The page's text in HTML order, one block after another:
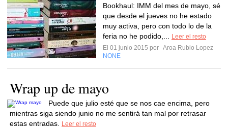
Bookhaul: IMM del mes de mayo, sé
que desde el jueves no he estado
muy activa, pero con todo lo de la
feria no he podido,...
Leer el resto
El 01 junio 2015 por Aroa Rubio Lopez
NONE
Wrap up de mayo
Puede que julio esté que se nos cae encima, pero
mientras siga siendo junio no me sentirá tan mal por retrasar
estas entradas.
Leer el resto